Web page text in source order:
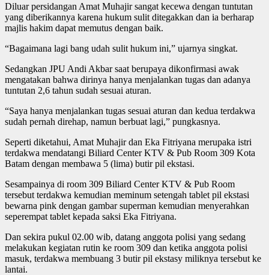
Diluar persidangan Amat Muhajir sangat kecewa dengan tuntutan
yang diberikannya karena hukum sulit ditegakkan dan ia berharap
majlis hakim dapat memutus dengan baik.
“Bagaimana lagi bang udah sulit hukum ini,” ujarnya singkat.
Sedangkan JPU Andi Akbar saat berupaya dikonfirmasi awak
mengatakan bahwa dirinya hanya menjalankan tugas dan adanya
tuntutan 2,6 tahun sudah sesuai aturan.
“Saya hanya menjalankan tugas sesuai aturan dan kedua terdakwa
sudah pernah direhap, namun berbuat lagi,” pungkasnya.
Seperti diketahui, Amat Muhajir dan Eka Fitriyana merupaka istri
terdakwa mendatangi Biliard Center KTV & Pub Room 309 Kota
Batam dengan membawa 5 (lima) butir pil ekstasi.
Sesampainya di room 309 Biliard Center KTV & Pub Room
tersebut terdakwa kemudian meminum setengah tablet pil ekstasi
bewarna pink dengan gambar superman kemudian menyerahkan
seperempat tablet kepada saksi Eka Fitriyana.
Dan sekira pukul 02.00 wib, datang anggota polisi yang sedang
melakukan kegiatan rutin ke room 309 dan ketika anggota polisi
masuk, terdakwa membuang 3 butir pil ekstasy miliknya tersebut ke
lantai.